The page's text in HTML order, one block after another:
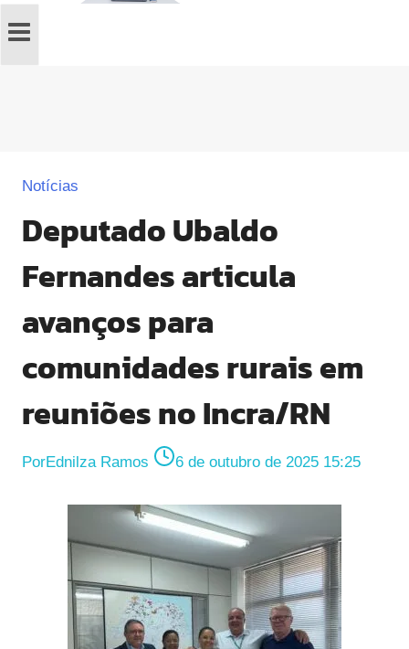
Notícias
Deputado Ubaldo
Fernandes articula
avanços para
comunidades rurais em
reuniões no Incra/RN
PorEdnilza Ramos 6 de outubro de 2025 15:25